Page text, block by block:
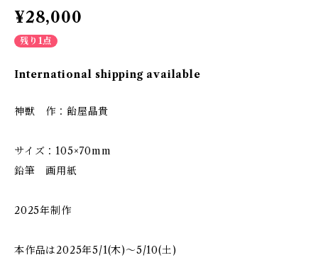
¥28,000
残り1点
International shipping available
神獣 作：飴屋晶貴
サイズ：105×70mm
鉛筆 画用紙
2025年制作
本作品は2025年5/1(木)～5/10(土)